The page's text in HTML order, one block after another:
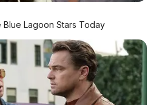
Ala Pertamina
semakin ketat dalam
Lewatsistem
Lagoon Stars Today